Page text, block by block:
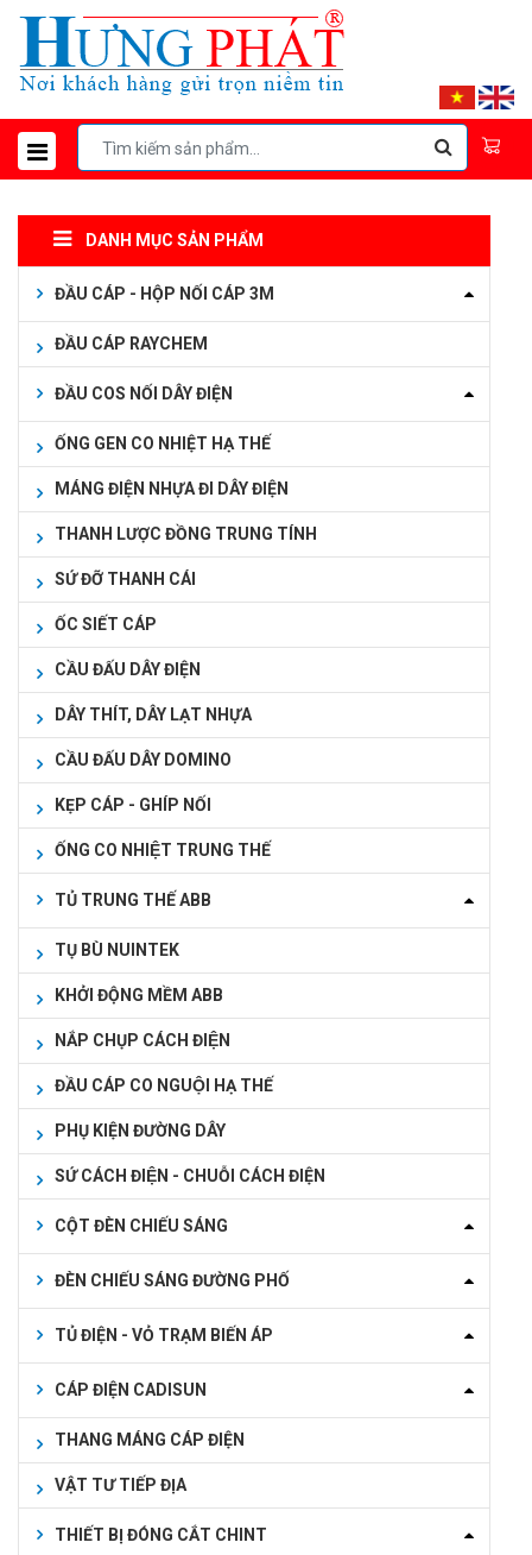
DANH MỤC SẢN PHẨM
ĐẦU CÁP - HỘP NỐI CÁP 3M
ĐẦU CÁP RAYCHEM
ĐẦU COS NỐI DÂY ĐIỆN
ỐNG GEN CO NHIỆT HẠ THẾ
MÁNG ĐIỆN NHỰA ĐI DÂY ĐIỆN
THANH LƯỢC ĐỒNG TRUNG TÍNH
SỨ ĐỠ THANH CÁI
ỐC SIẾT CÁP
CẦU ĐẤU DÂY ĐIỆN
DÂY THÍT, DÂY LẠT NHỰA
CẦU ĐẤU DÂY DOMINO
KẸP CÁP - GHÍP NỐI
ỐNG CO NHIỆT TRUNG THẾ
TỦ TRUNG THẾ ABB
TỤ BÙ NUINTEK
KHỞI ĐỘNG MỀM ABB
NẮP CHỤP CÁCH ĐIỆN
ĐẦU CÁP CO NGUỘI HẠ THẾ
PHỤ KIỆN ĐƯỜNG DÂY
SỨ CÁCH ĐIỆN - CHUỖI CÁCH ĐIỆN
CỘT ĐÈN CHIẾU SÁNG
ĐÈN CHIẾU SÁNG ĐƯỜNG PHỐ
TỦ ĐIỆN - VỎ TRẠM BIẾN ÁP
CÁP ĐIỆN CADISUN
THANG MÁNG CÁP ĐIỆN
VẬT TƯ TIẾP ĐỊA
THIẾT BỊ ĐÓNG CẮT CHINT